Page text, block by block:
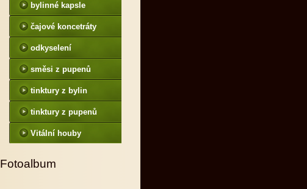
bylinné kapsle
čajové koncetráty
odkyselení
směsi z pupenů
tinktury z bylin
tinktury z pupenů
Vitální houby
Fotoalbum